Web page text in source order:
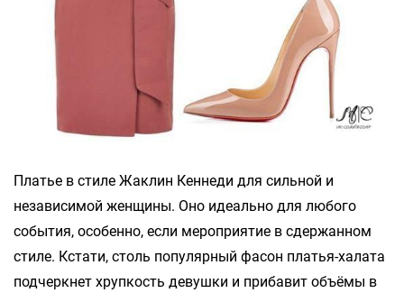
Платье в стиле Жаклин Кеннеди для сильной и
независимой женщины. Оно идеально для любого
события, особенно, если мероприятие в сдержанном
стиле. Кстати, столь популярный фасон платья-халата
подчеркнет хрупкость девушки и прибавит объёмы в